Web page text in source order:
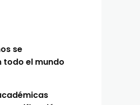
se
todo el mundo